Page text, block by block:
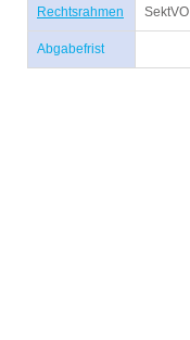
Rechtsrahmen SektVO
Abgabefrist